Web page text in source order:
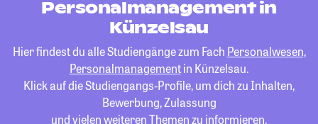
Personalmanagement in
Künzelsau
Hier findest du alle Studiengänge zum Fach Personalwesen,
Personalmanagementin Künzelsau.
Klick auf die Studiengangs-Profile, um dich zu Inhalten,
Bewerbung, Zulassung
und vielen weiteren Themen zu informieren.